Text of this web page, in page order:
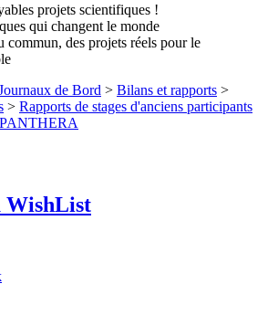
projets scientifiques !
qui changent le monde
commun, des projets réels pour le
de Bord > Bilans et rapports >
> Rapports de stages d'anciens participants
WishList